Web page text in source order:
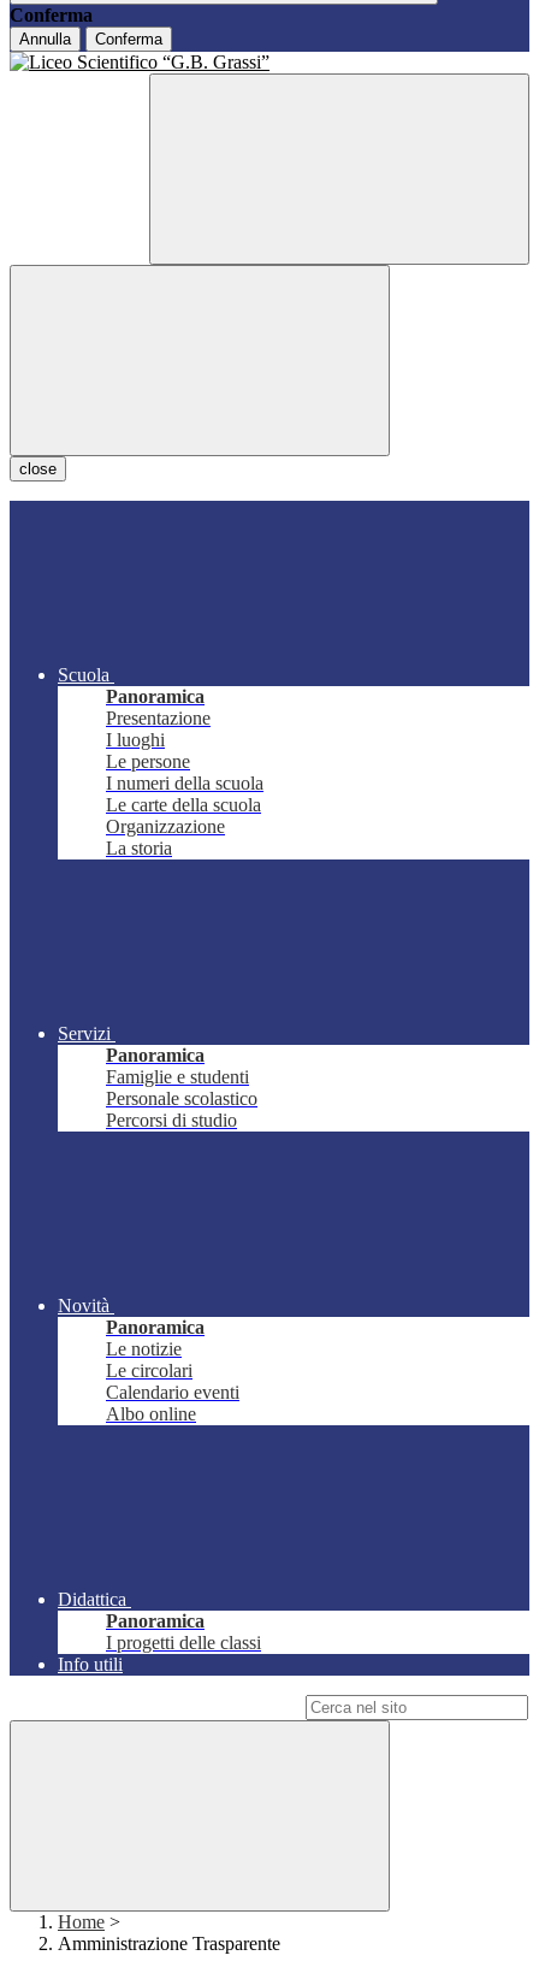
Conferma
Annulla Conferma
close
Scuola
Panoramica
Presentazione
I luoghi
Le persone
I numeri della scuola
Le carte della scuola
Organizzazione
La storia
Servizi
Panoramica
Famiglie e studenti
Personale scolastico
Percorsi di studio
Novità
Panoramica
Le notizie
Le circolari
Calendario eventi
Albo online
Didattica
Panoramica
I progetti delle classi
Info utili
Home >
Amministrazione Trasparente